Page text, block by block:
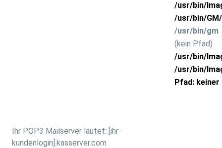
/usr/bin/
/usr/bin/
/usr/bin/gm
(kein Pfad)
/usr/bin/
/usr/bin/
Pfad: keiner
Ihr POP3 Mailserver lautet: [ihr-
kundenlogin].kasserver.com